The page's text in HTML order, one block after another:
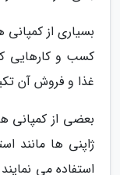
بسیاری از
کسب و کارهایی
غذا و فروش آن
بعضی از کمپانی
ژاپنی ها مانند
استفاده می